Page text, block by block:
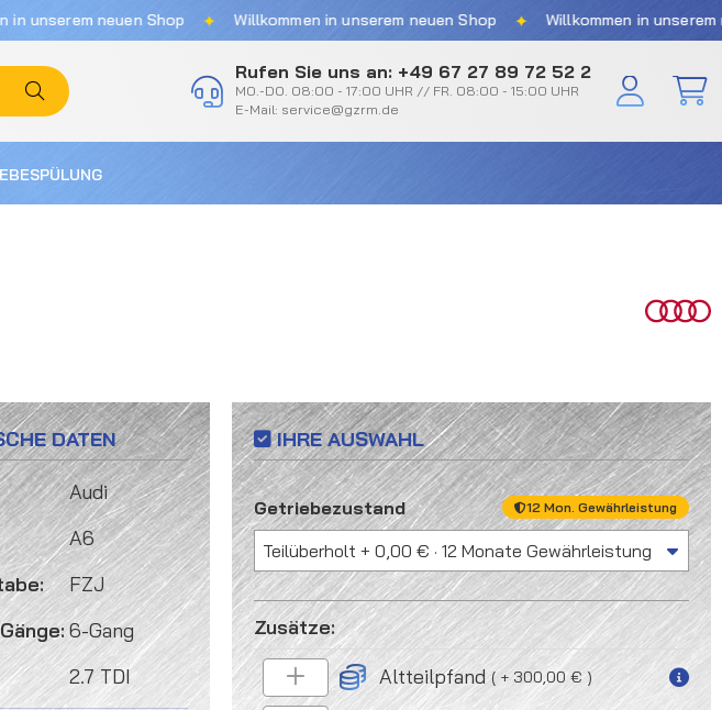
neuen Shop ✦ Willkommen in unserem neuen Shop ✦ Willkommen in unserem neuen
Rufen Sie uns an: +49 67 27 89 72 52 2
MO.-DO. 08:00 - 17:00 UHR // FR. 08:00 - 15:00 UHR
E-Mail: service@gzrm.de
DATEN
Audi
A6
FZJ
6-Gang
2.7 TDI
IHRE AUSWAHL
Getriebezustandauswählen 12 Mon. Gewährleistung
Altteilpfand + 300,00 €